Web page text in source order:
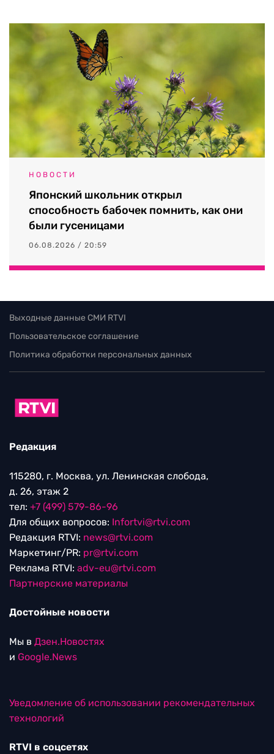
НОВОСТИ
Японский школьник открыл
способность бабочек помнить, как они
были гусеницами
06.08.2026 / 20:59
Выходные данные СМИ RTVI
Пользовательское соглашение
Политика обработки персональных данных
Редакция
115280, г. Москва, ул. Ленинская слобода,
д. 26, этаж 2
тел: +7 (499) 579-86-96
Для общих вопросов: Infortvi@rtvi.com
Редакция RTVI: news@rtvi.com
Маркетинг/PR: pr@rtvi.com
Реклама RTVI: adv-eu@rtvi.com
Партнерские материалы
Достойные новости
Мы в Дзен.Новостях
и Google.News
Уведомление об использовании рекомендательных
технологий
RTVI в соцсетях